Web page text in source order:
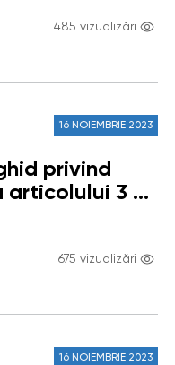
485 vizualizări
16 NOIEMBRIE 2023
privind
articolului 3 al
675 vizualizări
16 NOIEMBRIE 2023